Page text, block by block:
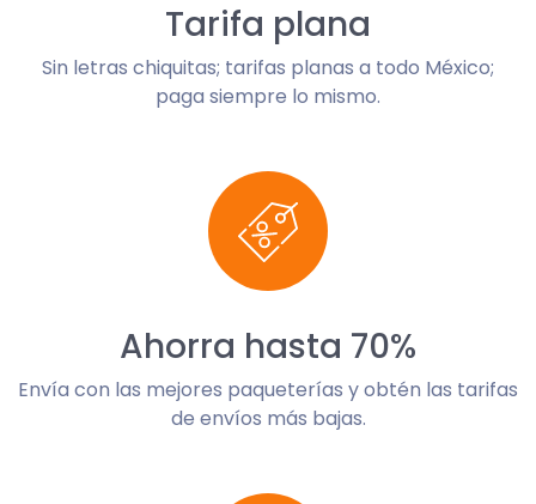
Tarifa plana
Sin letras chiquitas; tarifas planas a todo México;
paga siempre lo mismo.
Ahorra hasta 70%
Envía con las mejores paqueterías y obtén las tarifas
de envíos más bajas.